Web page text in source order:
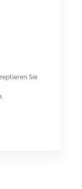
Sie
.